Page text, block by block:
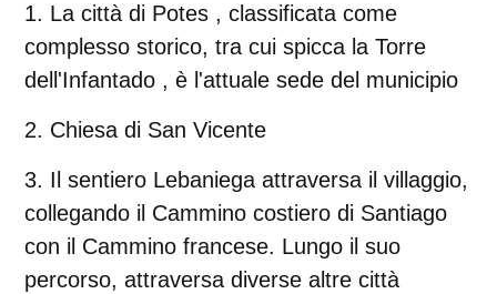
La città di Potes , classificata come
complesso storico, tra cui spicca la Torre
dell'Infantado , è l'attuale sede del municipio
Chiesa di San Vicente
Il sentiero Lebaniega attraversa il villaggio,
collegando il Cammino costiero di Santiago
con il Cammino francese. Lungo il suo
percorso, attraversa diverse altre città